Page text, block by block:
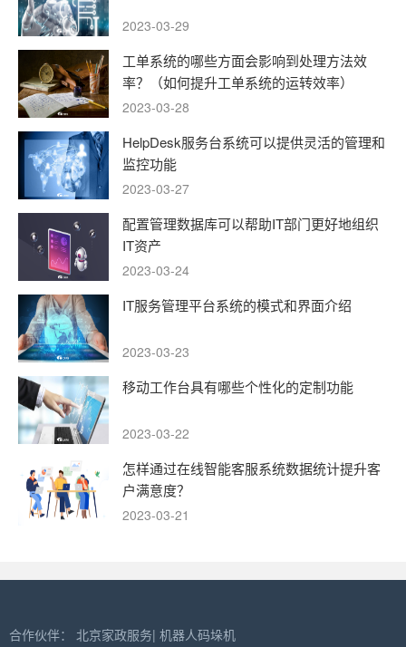
2023-03-29
工单系统的哪些方面会影响到处理方法效
率？（如何提升工单系统的运转效率）
2023-03-28
HelpDesk服务台系统可以提供灵活的管理和
监控功能
2023-03-27
配置管理数据库可以帮助IT部门更好地组织
IT资产
2023-03-24
IT服务管理平台系统的模式和界面介绍
2023-03-23
移动工作台具有哪些个性化的定制功能
2023-03-22
怎样通过在线智能客服系统数据统计提升客
户满意度？
2023-03-21
合作伙伴： 北京家政服务| 机器人码垛机